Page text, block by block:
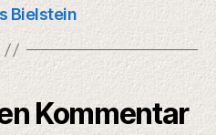
Bielstein
Kommentar